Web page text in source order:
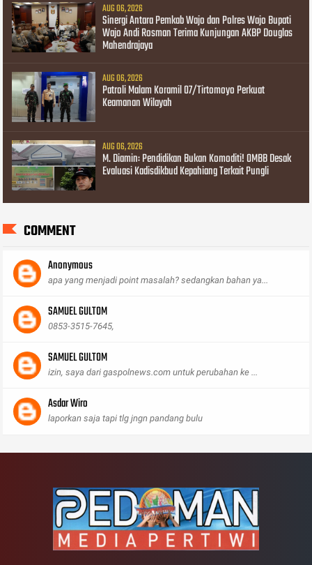
AUG 06, 2026
Sinergi Antara Pemkab Wajo dan Polres Wajo Bupati
Wajo Andi Rosman Terima Kunjungan AKBP Douglas
Mahendrajaya
AUG 06, 2026
Patroli Malam Koramil 07/Tirtomoyo Perkuat
Keamanan Wilayah
AUG 06, 2026
M. Diamin: Pendidikan Bukan Komoditi! OMBB Desak
Evaluasi Kadisdikbud Kepahiang Terkait Pungli
COMMENT
Anonymous
apa yang menjadi point masalah? sedangkan bahan ya...
SAMUEL GULTOM
0853-3515-7645,
SAMUEL GULTOM
izin, saya dari gaspolnews.com untuk perubahan ke ...
Asdar Wiro
laporkan saja tapi tlg jngn pandang bulu